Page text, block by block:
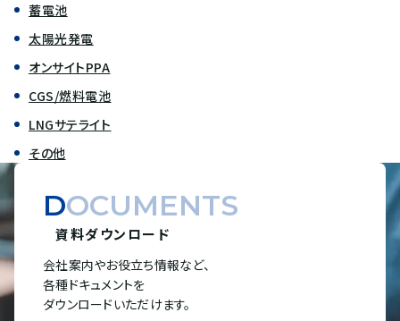
蓄電池
太陽光発電
オンサイトPPA
CGS/燃料電池
LNGサテライト
その他
DOCUMENTS
資料ダウンロード
会社案内やお役立ち情報など、
各種ドキュメントを
ダウンロードいただけます。